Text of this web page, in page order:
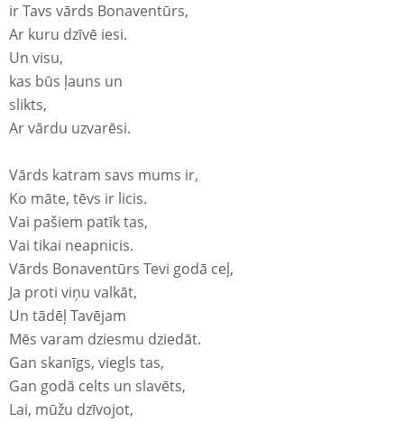
ir Tavs vārds Bonaventūrs,
Ar kuru dzīvē iesi.
Un visu,
kas būs ļauns un
slikts,
Ar vārdu uzvarēsi.
Vārds katram savs mums ir,
Ko māte, tēvs ir licis.
Vai pašiem patīk tas,
Vai tikai neapnicis.
Vārds Bonaventūrs Tevi godā ceļ,
Ja proti viņu valkāt,
Un tādēļ Tavējam
Mēs varam dziesmu dziedāt.
Gan skanīgs, viegls tas,
Gan godā celts un slavēts,
Lai, mūžu dzīvojot,